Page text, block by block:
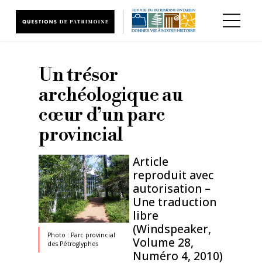
Un trésor
archéologique au
cœur d’un parc
provincial
Photo : Parc provincial
des Pétroglyphes
Article
reproduit avec
autorisation –
Une traduction
libre
(Windspeaker,
Volume 28,
Numéro 4, 2010)